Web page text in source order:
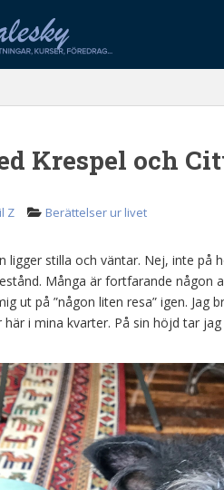
Krespel och
Z Berättelser ur livet
ligger stilla och väntar. Nej, inte
Många är fortfarande någon
ut på ”någon liten resa” igen. Jag
här i mina kvarter. På sin höjd tar